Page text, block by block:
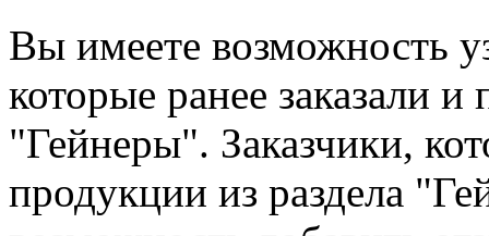
Вы имеете возможность
которые ранее заказали и
"Гейнеры". Заказчики,
продукции из раздела